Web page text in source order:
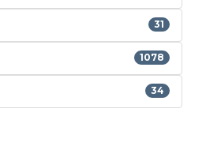
31
1078
34